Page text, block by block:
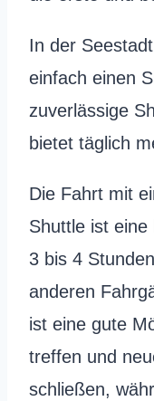
In der
einfach einen
zuverlässige
bietet täglich
Die Fahrt mit
Shuttle ist
3 bis 4
anderen
ist eine gute
treffen und
schließen,